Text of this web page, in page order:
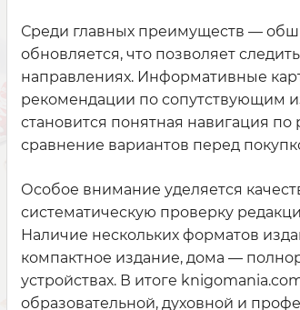
Среди главных преимуществ —
обновляется, что позволяет
направлениях. Информативные
рекомендации по сопутствующим
становится понятная навигация
сравнение вариантов перед
Особое внимание уделяется
систематическую проверку
Наличие нескольких форматов
компактное издание, дома —
устройствах. В итоге
образовательной, духовной и